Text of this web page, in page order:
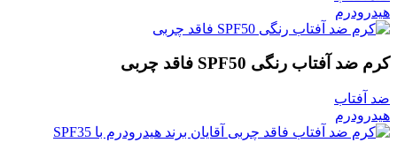
هیدرودرم
كرم ضد آفتاب رنگی SPF50 فاقد چربی
ضد آفتاب
هیدرودرم